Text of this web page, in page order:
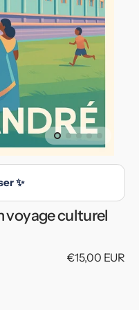
✨
voyage culturel
Prix
€15,00 EUR